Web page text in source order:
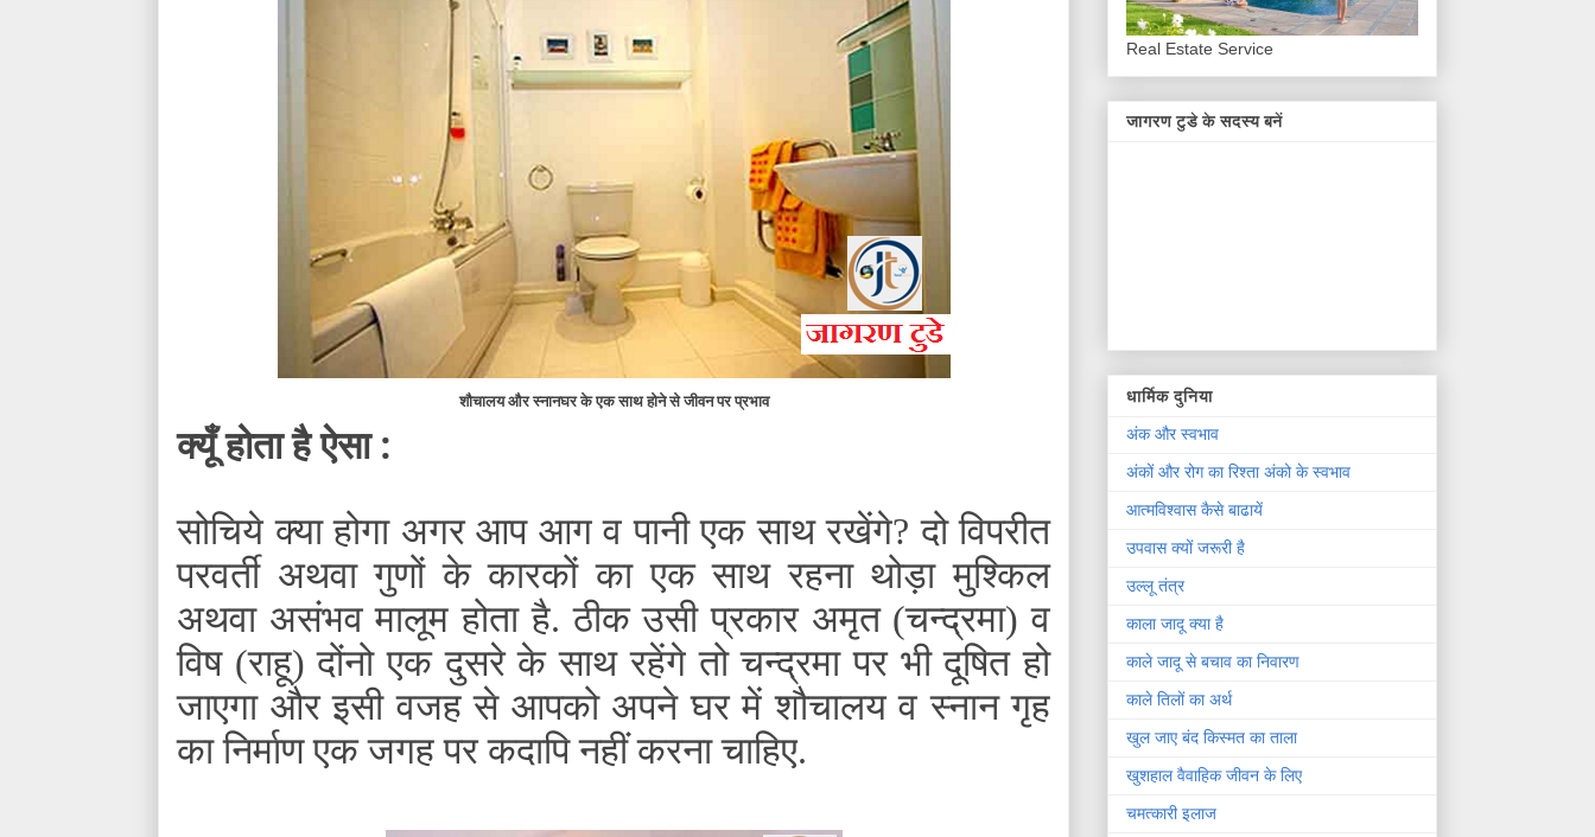
शौचालय और स्नानघर के एक साथ होने से जीवन पर प्रभाव
क्यूँ होता है ऐसा :
सोचिये क्या होगा अगर आप आग व पानी एक साथ रखेंगे? दो विपरीत
परवर्ती अथवा गुणों के कारकों का एक साथ रहना थोड़ा मुश्किल
अथवा असंभव मालूम होता है. ठीक उसी प्रकार अमृत (चन्द्रमा) व
विष (राहू) दोंनो एक दुसरे के साथ रहेंगे तो चन्द्रमा पर भी दूषित हो
जाएगा और इसी वजह से आपको अपने घर में शौचालय व स्नान गृह
का निर्माण एक जगह पर कदापि नहीं करना चाहिए.
Real Estate Service
जागरण टुडे के सदस्य बनें
धार्मिक दुनिया
अंक और स्वभाव
अंकों और रोग का रिश्ता अंको के स्वभाव
आत्मविश्वास कैसे बाढायें
उपवास क्यों जरूरी है
उल्लू तंत्र
काला जादू क्या है
काले जादू से बचाव का निवारण
काले तिलों का अर्थ
खुल जाए बंद किस्मत का ताला
खुशहाल वैवाहिक जीवन के लिए
चमत्कारी इलाज